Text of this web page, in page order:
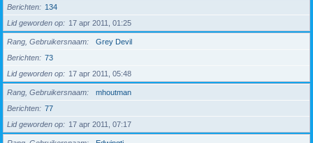
Berichten
134
Lid geworden op
17 apr 2011, 01:25
Rang, Gebruikersnaam
Grey Devil
Berichten
73
Lid geworden op
17 apr 2011, 05:48
Rang, Gebruikersnaam
mhoutman
Berichten
77
Lid geworden op
17 apr 2011, 07:17